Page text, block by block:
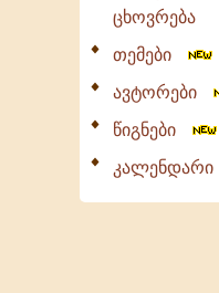
ცხოვრება
თემები
ავტორები
წიგნები
კალენდარი